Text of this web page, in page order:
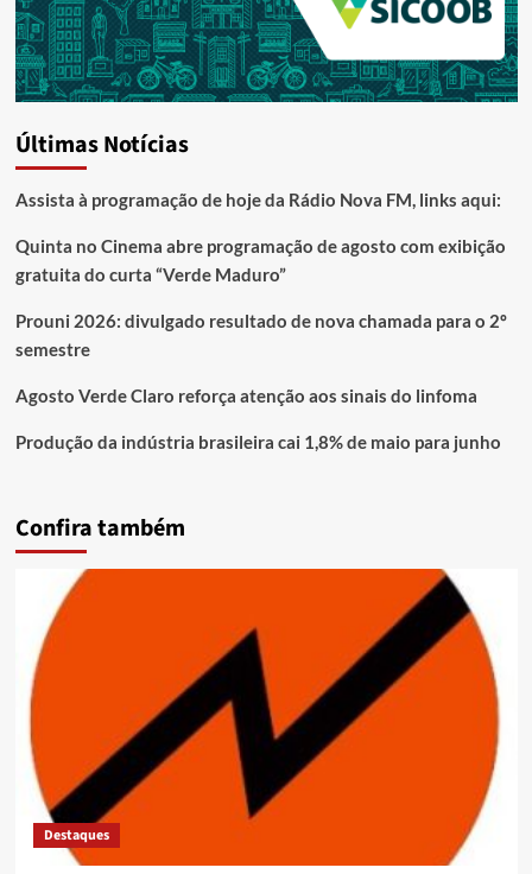
Últimas Notícias
Assista à programação de hoje da Rádio Nova FM, links aqui:
Quinta no Cinema abre programação de agosto com exibição
gratuita do curta “Verde Maduro”
Prouni 2026: divulgado resultado de nova chamada para o 2º
semestre
Agosto Verde Claro reforça atenção aos sinais do linfoma
Produção da indústria brasileira cai 1,8% de maio para junho
Confira também
Destaques